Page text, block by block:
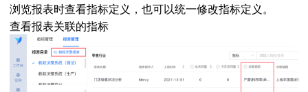
浏览报表时查看指标定义，也可以统一修改指标定义。
查看报表关联的指标